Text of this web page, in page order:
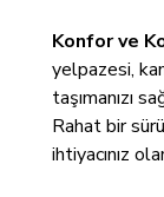
Konfor ve
yelpazesi,
taşımanızı
Rahat bir
ihtiyacınız